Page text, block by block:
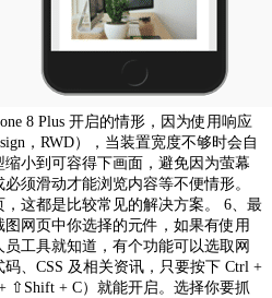
8 Plus 开启的情形，因为使用响应
，RWD），当装置宽度不够时会自
小到可容得下画面，避免因为萤幕
须滑动才能浏览内容等不便情形。
这都是比较常见的解决方案。
6、最
网页中你选择的元件，如果有使用
员工具就知道，有个功能可以选取网
、CSS 及相关资讯，只要按下 Ctrl +
⇧Shift + C）就能开启。选择你要抓